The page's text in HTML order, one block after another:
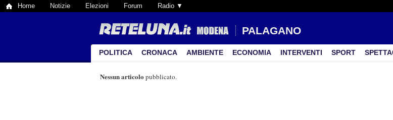
Home Notizie Elezioni Forum Radio ▼
PALAGANO
POLITICA CRONACA AMBIENTE ECONOMIA INTERVENTI SPORT
Nessun articolo pubblicato.